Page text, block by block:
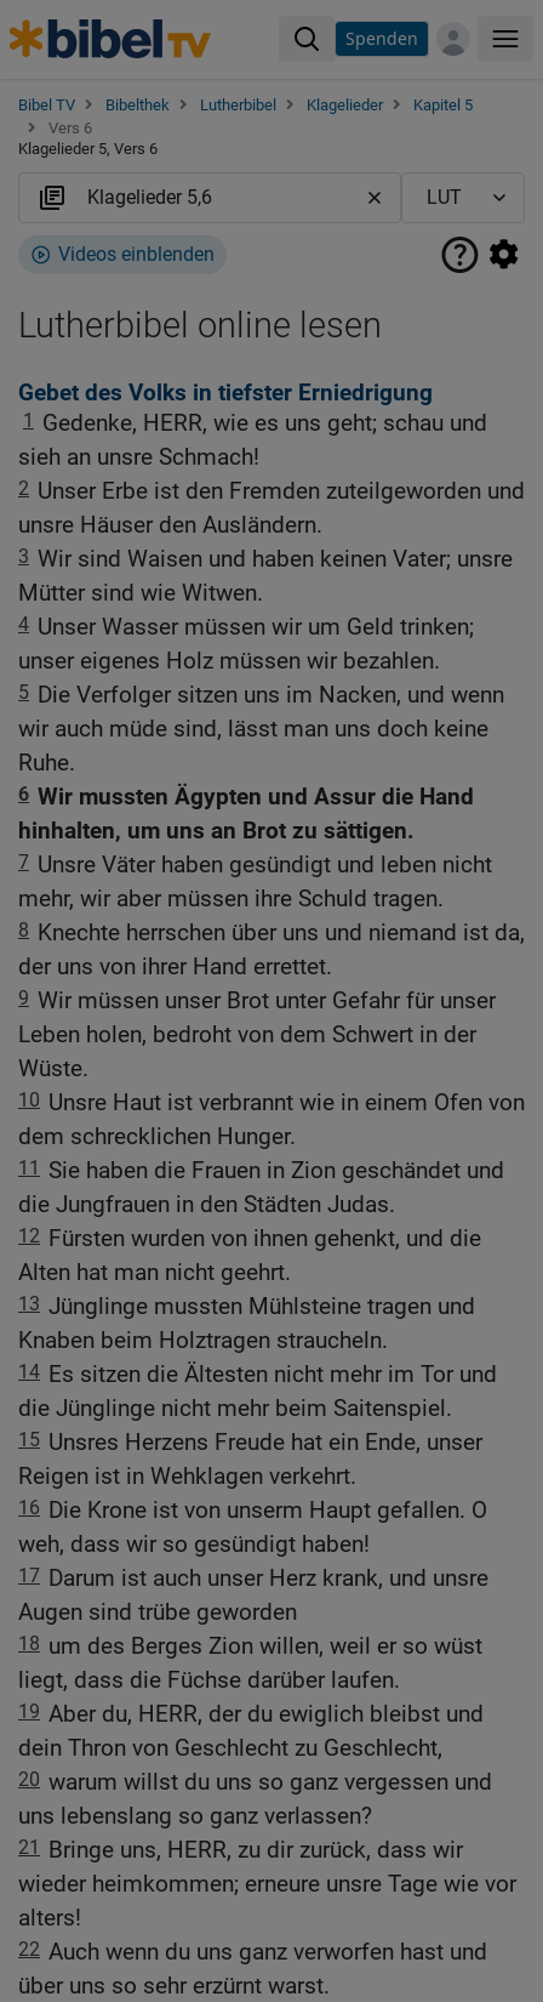
Spenden
Bibel TV Bibelthek Lutherbibel Klagelieder
Kapitel 5
Vers 6
Klagelieder 5, Vers 6
Videos einblenden
Lutherbibel online lesen
Gebet des Volks in tiefster Erniedrigung
1
Gedenke, HERR, wie es uns geht; schau und
sieh an unsre Schmach!
2 Unser Erbe ist den Fremden zuteilgeworden und
unsre Häuser den Ausländern.
3 Wir sind Waisen und haben keinen Vater; unsre
Mütter sind wie Witwen.
4 Unser Wasser müssen wir um Geld trinken;
unser eigenes Holz müssen wir bezahlen.
5 Die Verfolger sitzen uns im Nacken, und wenn
wir auch müde sind, lässt man uns doch keine
Ruhe.
6 Wir mussten Ägypten und Assur die Hand
hinhalten, um uns an Brot zu sättigen.
7 Unsre Väter haben gesündigt und leben nicht
mehr, wir aber müssen ihre Schuld tragen.
8 Knechte herrschen über uns und niemand ist da,
der uns von ihrer Hand errettet.
9 Wir müssen unser Brot unter Gefahr für unser
Leben holen, bedroht von dem Schwert in der
Wüste.
10 Unsre Haut ist verbrannt wie in einem Ofen von
dem schrecklichen Hunger.
11
Sie haben die Frauen in Zion geschändet und
die Jungfrauen in den Städten Judas.
12 Fürsten wurden von ihnen gehenkt, und die
Alten hat man nicht geehrt.
13 Jünglinge mussten Mühlsteine tragen und
Knaben beim Holztragen straucheln.
14 Es sitzen die Ältesten nicht mehr im Tor und
die Jünglinge nicht mehr beim Saitenspiel.
15 Unsres Herzens Freude hat ein Ende, unser
Reigen ist in Wehklagen verkehrt.
16 Die Krone ist von unserm Haupt gefallen. O
weh, dass wir so gesündigt haben!
17 Darum ist auch unser Herz krank, und unsre
Augen sind trübe geworden
18 um des Berges Zion willen, weil er so wüst
liegt, dass die Füchse darüber laufen.
19 Aber du, HERR, der du ewiglich bleibst und
dein Thron von Geschlecht zu Geschlecht,
20 warum willst du uns so ganz vergessen und
uns lebenslang so ganz verlassen?
21
Bringe uns, HERR, zu dir zurück, dass wir
wieder heimkommen; erneure unsre Tage wie vor
alters!
22 Auch wenn du uns ganz verworfen hast und
über uns so sehr erzürnt warst.